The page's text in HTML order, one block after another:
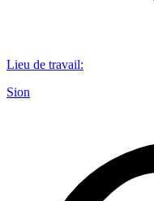
Lieu de travail:
Sion